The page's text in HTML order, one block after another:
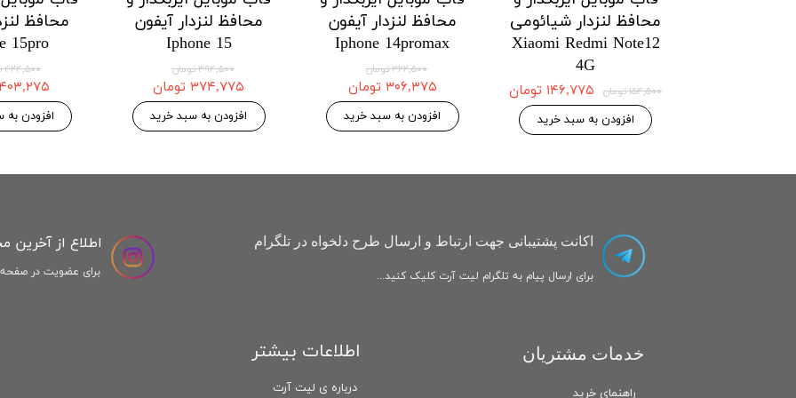
محافظ
X9a
افزودن به
محافظ لنزدار هواوی
Huawei Honor X8a
۱۲۱,۱۲۵ تومان
افزودن به سبد خرید
محافظ لنزدار هواوی
Huawei Honor X7a
اتمام موجودی
محافظ لنزدار شیائومی
Xiaomi Poco X5pro
5G/Redmi Note 12pro
5g
۱۵۴,۵۰۰ تومان ۱۴۶,۷۷۵ تومان
راهنمای خرید
خدمات مشتریان
اکانت پشتیبانی جهت ارتباط و ارسال طرح دلخواه در تلگرام
برای ارسال پیام به تلگرام لیت آرت کلیک کنید...
اطلاعات بیشتر
درباره ی لیت آرت
اطلاع از
برای عضویت در صفحه